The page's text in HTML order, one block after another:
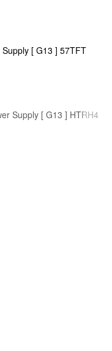
[ G13 ] 57TFT